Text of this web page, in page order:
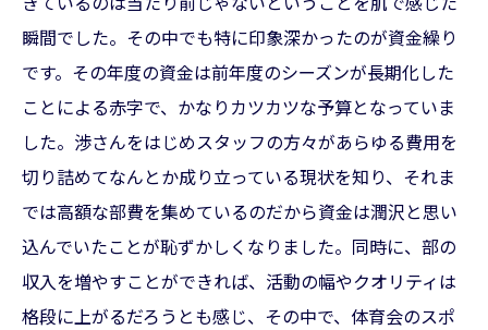
瞬間でした。その中でも特に印象深かったのが資金繰り
です。その年度の資金は前年度のシーズンが長期化した
ことによる赤字で、かなりカツカツな予算となっていま
した。渉さんをはじめスタッフの方々があらゆる費用を
切り詰めてなんとか成り立っている現状を知り、それま
では高額な部費を集めているのだから資金は潤沢と思い
込んでいたことが恥ずかしくなりました。同時に、部の
収入を増やすことができれば、活動の幅やクオリティは
格段に上がるだろうとも感じ、その中で、体育会のスポ